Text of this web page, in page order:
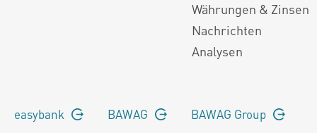
Währungen & Zinsen
Nachrichten
Analysen
easybank BAWAG BAWAG Group